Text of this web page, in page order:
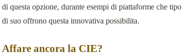
di questa opzione, durante esempi di piattaforme che tipo
di suo offrono questa innovativa possibilita.
Affare ancora la CIE?